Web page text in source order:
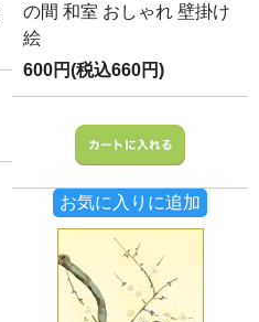
の間 和室 おしゃれ 壁掛け
絵
600円(税込660円)
お気に入りに追加